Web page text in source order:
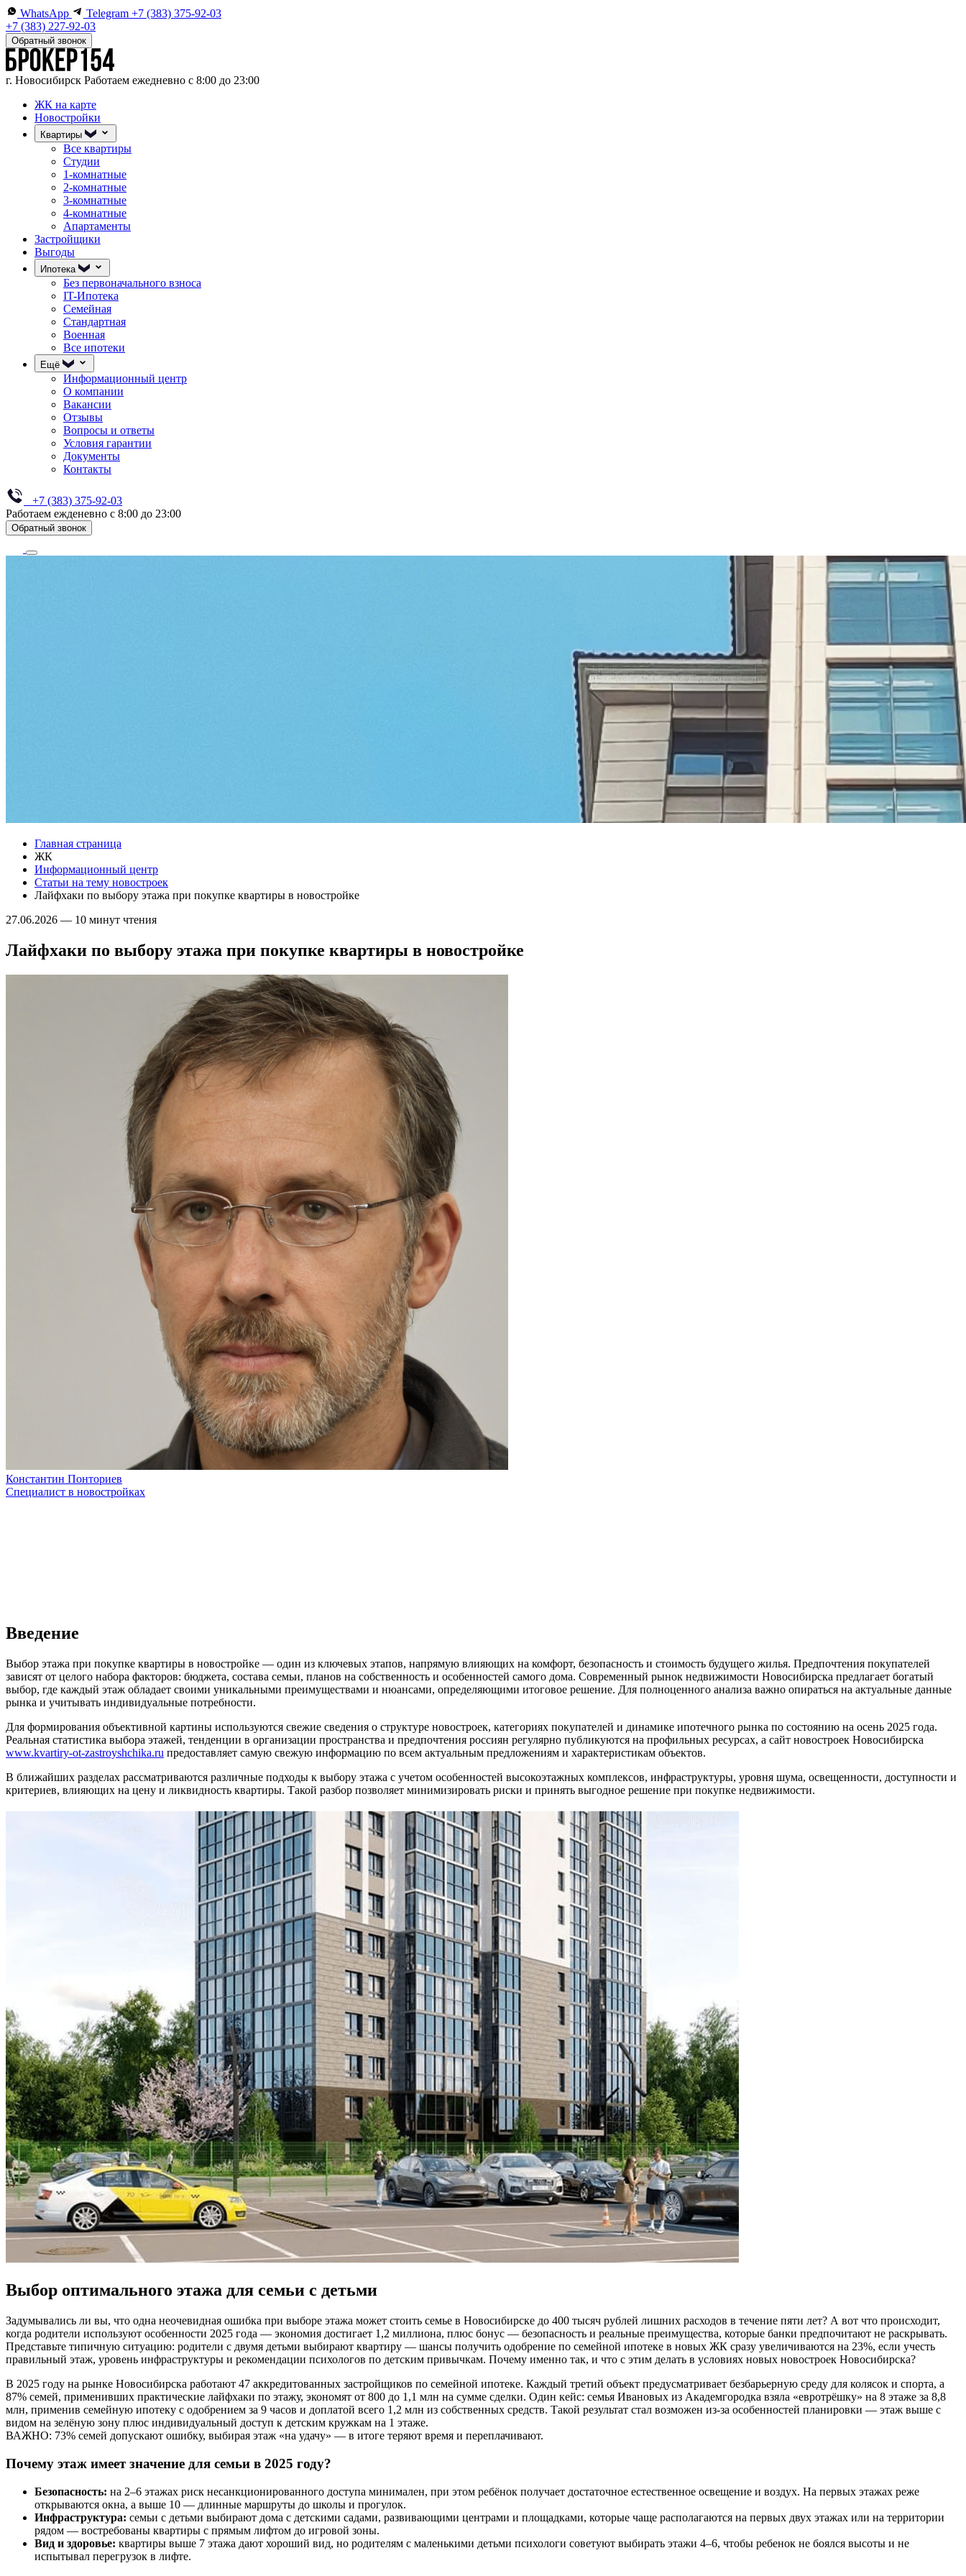
WhatsApp Telegram +7 (383) 375-92-03
+7 (383) 227-92-03
Обратный звонок
г. Новосибирск Работаем ежедневно с 8:00 до 23:00
ЖК на карте
Новостройки
Квартиры
Все квартиры
Студии
1-комнатные
2-комнатные
3-комнатные
4-комнатные
Апартаменты
Застройщики
Выгоды
Ипотека
Без первоначального взноса
IT-Ипотека
Семейная
Стандартная
Военная
Все ипотеки
Ещё
Информационный центр
О компании
Вакансии
Отзывы
Вопросы и ответы
Условия гарантии
Документы
Контакты
+7 (383) 375-92-03
Работаем ежденевно с 8:00 до 23:00
Обратный звонок
Главная страница
ЖК
Информационный центр
Статьи на тему новостроек
Лайфхаки по выбору этажа при покупке квартиры в новостройке​
27.06.2026 — 10 минут чтения
Лайфхаки по выбору этажа при покупке квартиры в новостройке​
Константин Понториев
Специалист в новостройках
Введение
Выбор этажа при покупке квартиры в новостройке — один из ключевых этапов, напрямую влияющих на комфорт, безопасность и стоимость будущего жилья. Предпочтения покупателей
зависят от целого набора факторов: бюджета, состава семьи, планов на собственность и особенностей самого дома. Современный рынок недвижимости Новосибирска предлагает богатый
выбор, где каждый этаж обладает своими уникальными преимуществами и нюансами, определяющими итоговое решение. Для полноценного анализа важно опираться на актуальные данные
рынка и учитывать индивидуальные потребности.
Для формирования объективной картины используются свежие сведения о структуре новостроек, категориях покупателей и динамике ипотечного рынка по состоянию на осень 2025 года.
Реальная статистика выбора этажей, тенденции в организации пространства и предпочтения россиян регулярно публикуются на профильных ресурсах, а сайт новостроек Новосибирска
www.kvartiry-ot-zastroyshchika.ru предоставляет самую свежую информацию по всем актуальным предложениям и характеристикам объектов.
В ближайших разделах рассматриваются различные подходы к выбору этажа с учетом особенностей высокоэтажных комплексов, инфраструктуры, уровня шума, освещенности, доступности и
критериев, влияющих на цену и ликвидность квартиры. Такой разбор позволяет минимизировать риски и принять выгодное решение при покупке недвижимости.
Выбор оптимального этажа для семьи с детьми
Задумывались ли вы, что одна неочевидная ошибка при выборе этажа может стоить семье в Новосибирске до 400 тысяч рублей лишних расходов в течение пяти лет? А вот что происходит,
когда родители используют особенности 2025 года — экономия достигает 1,2 миллиона, плюс бонус — безопасность и реальные преимущества, которые банки предпочитают не раскрывать.
Представьте типичную ситуацию: родители с двумя детьми выбирают квартиру — шансы получить одобрение по семейной ипотеке в новых ЖК сразу увеличиваются на 23%, если учесть
правильный этаж, уровень инфраструктуры и рекомендации психологов по детским привычкам. Почему именно так, и что с этим делать в условиях новых новостроек Новосибирска?
В 2025 году на рынке Новосибирска работают 47 аккредитованных застройщиков по семейной ипотеке. Каждый третий объект предусматривает безбарьерную среду для колясок и спорта, а
87% семей, применивших практические лайфхаки по этажу, экономят от 800 до 1,1 млн на сумме сделки. Один кейс: семья Ивановых из Академгородка взяла «евротрёшку» на 8 этаже за 8,8
млн, применив семейную ипотеку с одобрением за 9 часов и доплатой всего 1,2 млн из собственных средств. Такой результат стал возможен из-за особенностей планировки — этаж выше с
видом на зелёную зону плюс индивидуальный доступ к детским кружкам на 1 этаже.
ВАЖНО: 73% семей допускают ошибку, выбирая этаж «на удачу» — в итоге теряют время и переплачивают.
Почему этаж имеет значение для семьи в 2025 году?
Безопасность: на 2–6 этажах риск несанкционированного доступа минимален, при этом ребёнок получает достаточное естественное освещение и воздух. На первых этажах реже
открываются окна, а выше 10 — длинные маршруты до школы и прогулок.
Инфраструктура: семьи с детьми выбирают дома с детскими садами, развивающими центрами и площадками, которые чаще располагаются на первых двух этажах или на территории
рядом — востребованы квартиры с прямым лифтом до игровой зоны.
Вид и здоровье: квартиры выше 7 этажа дают хороший вид, но родителям с маленькими детьми психологи советуют выбирать этажи 4–6, чтобы ребенок не боялся высоты и не
испытывал перегрузок в лифте.